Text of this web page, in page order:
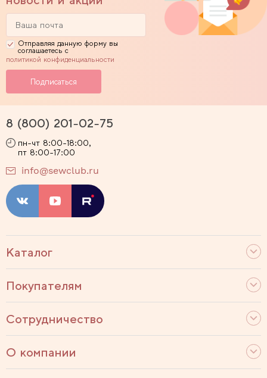
Отправляя данную форму вы
соглашаетесь с
политикой конфиденциальности
Каталог
Покупателям
Сотрудничество
О компании
8 (800) 201-02-75
пн-чт 8:00-18:00,
пт 8:00-17:00
info@sewclub.ru